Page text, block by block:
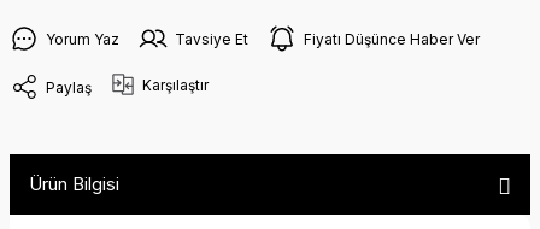
Yorum Yaz Tavsiye Et Fiyatı Düşünce Haber Ver
Paylaş Karşılaştır
Ürün Bilgisi